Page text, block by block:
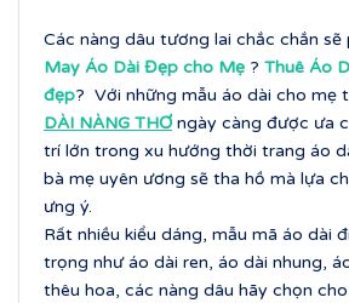
Các nàng dâu tương lai chắc chắn sẽ
May Áo Dài Đẹp cho Mẹ ? Thuê Áo
đẹp? Với những mẫu áo dài cho mẹ
DÀI NÀNG THƠngày càng được ưa
trí lớn trong xu hướng thời trang áo
bà mẹ uyên ương sẽ tha hồ mà lựa
ưng ý.
Rất nhiều kiểu dáng, mẫu mã áo dài
trọng như áo dài ren, áo dài nhung,
thêu hoa, các nàng dâu hãy chọn